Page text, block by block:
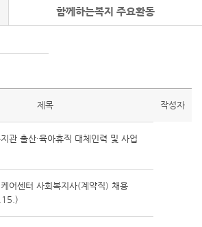
함께하는복지 주요활동
제목 작성자
관 출산·육아휴직 대체인력 및 사업
어센터 사회복지사(계약직) 채용